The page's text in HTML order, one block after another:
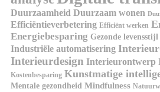
Duurzaamheid Duurzaam wonen
Efficiëntieverbetering Efficiënt werken
Energiebesparing Gezonde levensstijl
Industriële automatisering
Interieurdesign Interieurontwerp
Kostenbesparing Kunstmatige
Mentale gezondheid Mindfulness